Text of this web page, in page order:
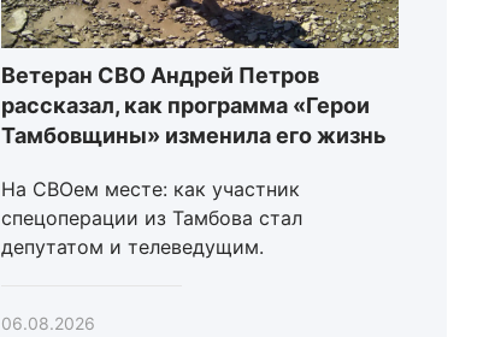
Ветеран СВО Андрей Петров
рассказал, как программа «Герои
Тамбовщины» изменила его жизнь
На СВОем месте: как участник
спецоперации из Тамбова стал
депутатом и телеведущим.
06.08.2026